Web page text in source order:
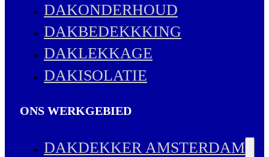
DAKONDERHOUD
DAKBEDEKKKING
DAKLEKKAGE
DAKISOLATIE
ONS WERKGEBIED
DAKDEKKER AMSTERDAM